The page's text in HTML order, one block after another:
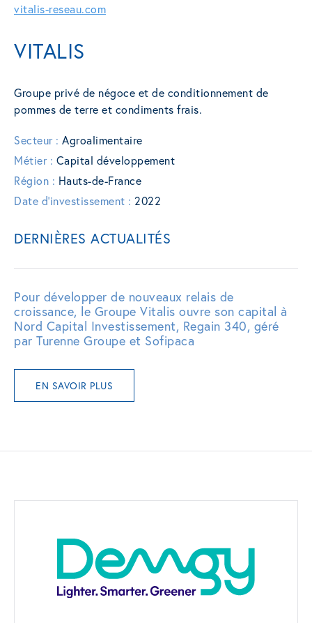
vitalis-reseau.com
VITALIS
Groupe privé de négoce et de conditionnement de
pommes de terre et condiments frais.
Secteur : Agroalimentaire
Métier : Capital développement
Région : Hauts-de-France
Date d'investissement : 2022
DERNIÈRES ACTUALITÉS
Pour développer de nouveaux relais de
croissance, le Groupe Vitalis ouvre son capital à
Nord Capital Investissement, Regain 340, géré
par Turenne Groupe et Sofipaca
EN SAVOIR PLUS